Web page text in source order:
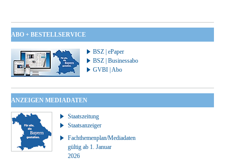
ABO + BESTELLSERVICE
BSZ | ePaper
BSZ | Businessabo
GVBI | Abo
ANZEIGEN MEDIADATEN
Staatszeitung
Staatsanzeiger
Fachthemenplan/Mediadaten
gültig ab 1. Januar
2026